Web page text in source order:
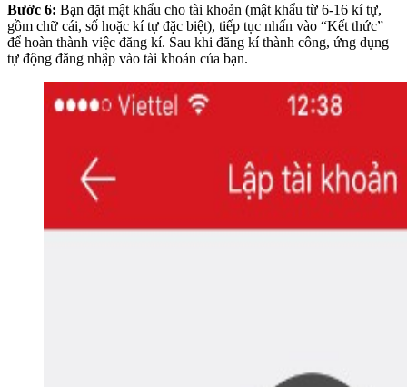
Bước 6: Bạn đặt mật khẩu cho tài khoản (mật khẩu từ 6-16 kí tự,
gồm chữ cái, số hoặc kí tự đặc biệt), tiếp tục nhấn vào “Kết thức”
để hoàn thành việc đăng kí. Sau khi đăng kí thành công, ứng dụng
tự động đăng nhập vào tài khoản của bạn.